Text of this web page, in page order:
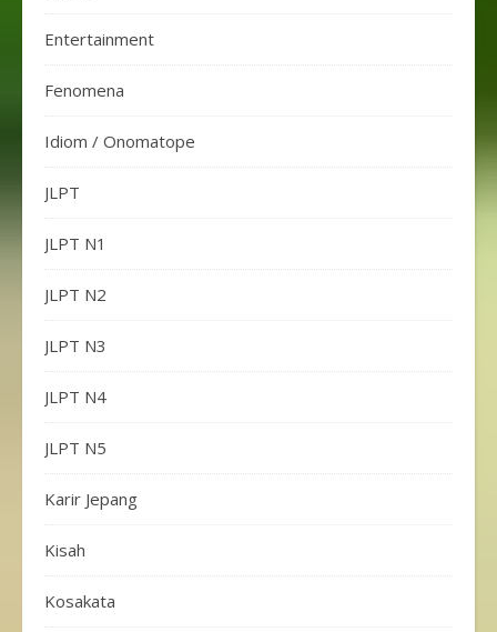
Entertainment
Fenomena
Idiom / Onomatope
JLPT
JLPT N1
JLPT N2
JLPT N3
JLPT N4
JLPT N5
Karir Jepang
Kisah
Kosakata